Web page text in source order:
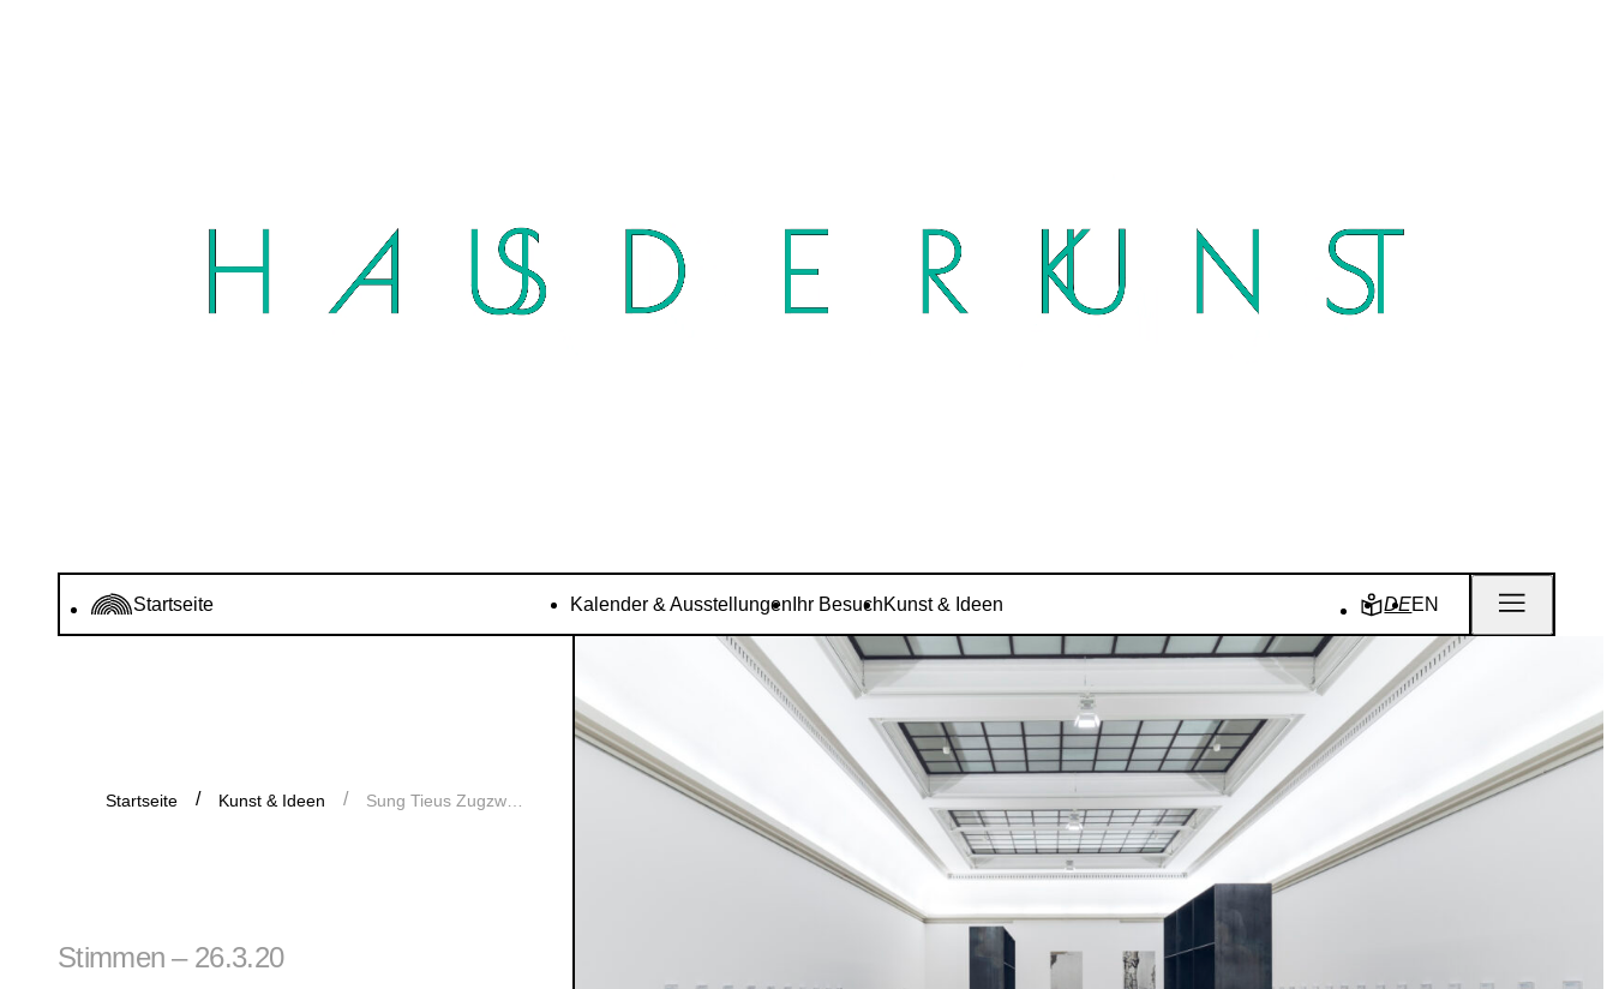
Startseite Kalender & Ausstellungen Ihr BesuchKunst & Ideen DEEN
Startseite Kunst & Ideen
Stimmen – 26.3.20